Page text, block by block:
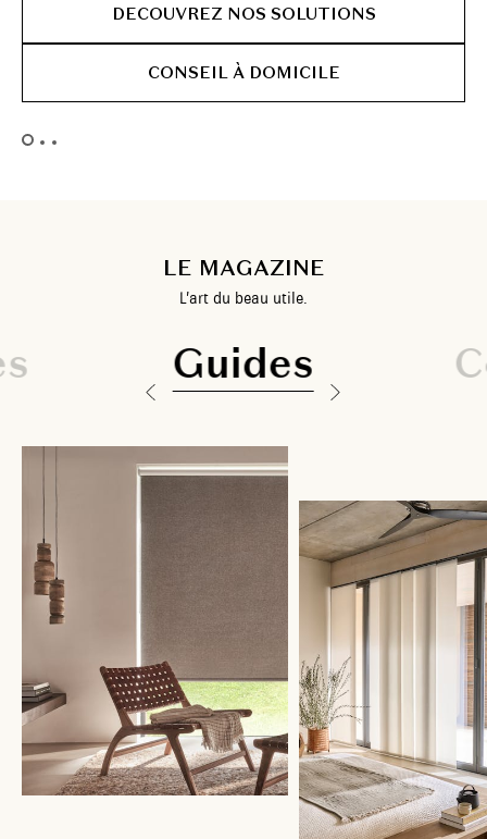
DECOUVREZ NOS SOLUTIONS
CONSEIL À DOMICILE
LE MAGAZINE
L’art du beau utile.
Guides